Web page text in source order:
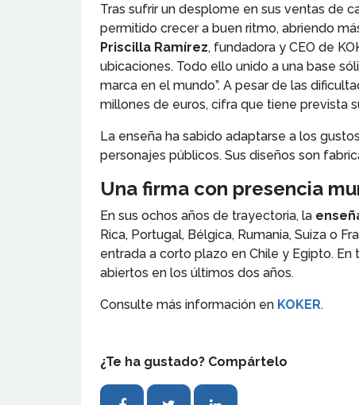
Tras sufrir un desplome en sus ventas de
permitido crecer a buen ritmo, abriendo
Priscilla Ramírez, fundadora y CEO de
ubicaciones. Todo ello unido a una base
marca en el mundo”. A pesar de las
millones de euros, cifra que tiene prevista
La enseña ha sabido adaptarse a los
personajes públicos. Sus diseños son
Una firma con presencia
En sus ochos años de trayectoria, la
Rica, Portugal, Bélgica, Rumania, Suiza o
entrada a corto plazo en Chile y Egipto. En
abiertos en los últimos dos años.
Consulte más información en KOKER.
¿Te ha gustado? Compártelo